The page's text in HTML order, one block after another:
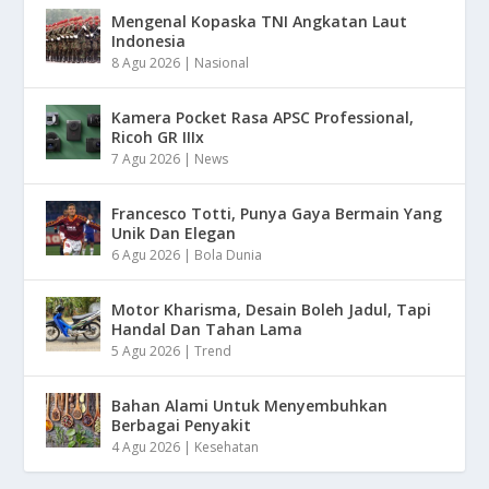
Mengenal Kopaska TNI Angkatan Laut
Indonesia
8 Agu 2026 | Nasional
Kamera Pocket Rasa APSC Professional,
Ricoh GR IIIx
7 Agu 2026 | News
Francesco Totti, Punya Gaya Bermain Yang
Unik Dan Elegan
6 Agu 2026 | Bola Dunia
Motor Kharisma, Desain Boleh Jadul, Tapi
Handal Dan Tahan Lama
5 Agu 2026 |Trend
Bahan Alami Untuk Menyembuhkan
Berbagai Penyakit
4 Agu 2026 | Kesehatan